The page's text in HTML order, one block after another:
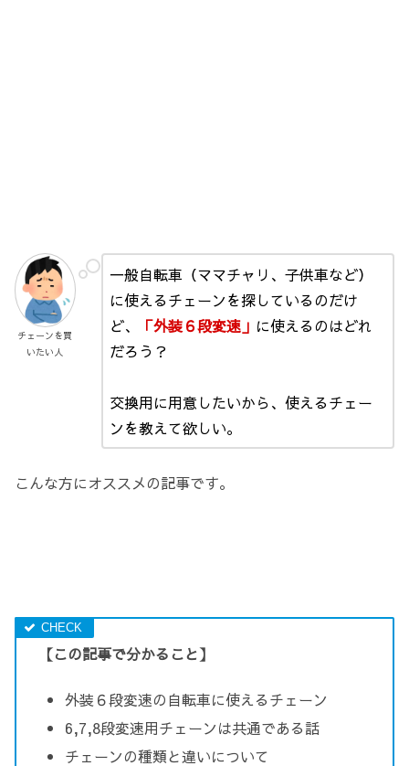
チェーンを買
いたい人
一般自転車（ママチャリ、子供車など）
に使えるチェーンを探しているのだけ
ど、
「外装６段変速」 に使えるのはどれ
だろう？
交換用に用意したいから、使えるチェー
ンを教えて欲しい。
こんな方にオススメの記事です。
【この記事で分かること】
外装６段変速の自転車に使えるチェーン
6,7,8段変速用チェーンは共通である話
チェーンの種類と違いについて